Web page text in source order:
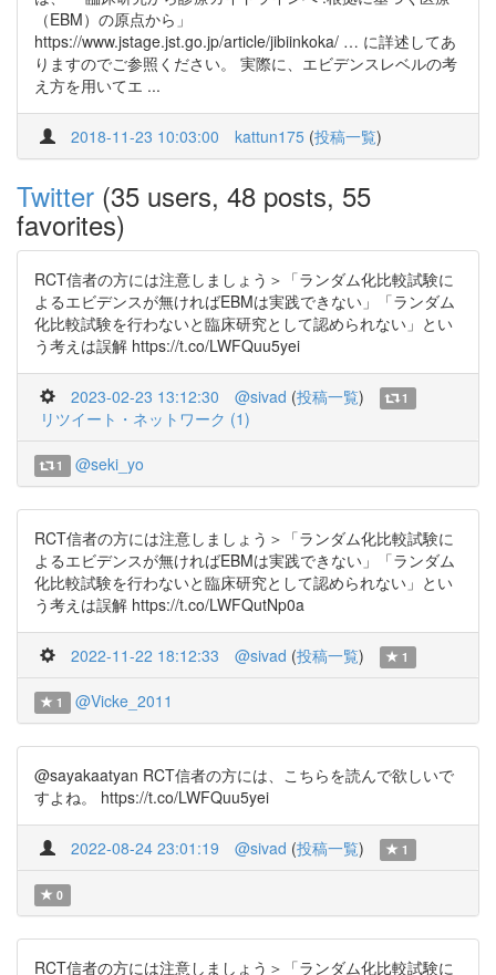
（EBM）の原点から」
https://www.jstage.jst.go.jp/article/jibiinkoka/ … に詳述してあ
りますのでご参照ください。 実際に、エビデンスレベルの考
え方を用いてエ ...
2018-11-23 10:03:00 kattun175 (投稿一覧)
Twitter (35 users, 48 posts, 55
favorites)
RCT信者の方には注意しましょう＞「ランダム化比較試験に
よるエビデンスが無ければEBMは実践できない」「ランダム
化比較試験を行わないと臨床研究として認められない」とい
う考えは誤解 https://t.co/LWFQuu5yei
2023-02-23 13:12:30 @sivad (投稿一覧) 1
リツイート・ネットワーク (1)
1 @seki_yo
RCT信者の方には注意しましょう＞「ランダム化比較試験に
よるエビデンスが無ければEBMは実践できない」「ランダム
化比較試験を行わないと臨床研究として認められない」とい
う考えは誤解 https://t.co/LWFQutNp0a
2022-11-22 18:12:33 @sivad (投稿一覧) 1
1 @Vicke_2011
@sayakaatyan RCT信者の方には、こちらを読んで欲しいで
すよね。 https://t.co/LWFQuu5yei
2022-08-24 23:01:19 @sivad (投稿一覧) 1
0
RCT信者の方には注意しましょう＞「ランダム化比較試験に